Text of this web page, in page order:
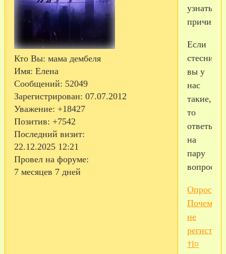
Кто Вы: мама дембеля
Имя: Елена
Сообщений: 52049
Зарегистрирован: 07.07.2012
Уважение: +18427
Позитив: +7542
Последний визит:
22.12.2025 12:21
Провел на форуме:
7 месяцев 7 дней
узнать
Если
вы у
нас
такие,
то
ответьте
на
пару
Опрос!
Почему
не
†l¤